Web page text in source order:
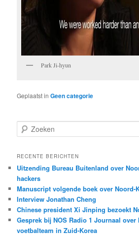
Park Ji-hyun
Geplaatst in Geen categorie
o
k
n
RECENTE BERICHTEN
Uitzending Bureau Buitenland over
hackers
Manuscript volgende boek over Noord-
Interview Jonathan Cheng
Chinese president Xi Jinping bezoekt
Gesprek bij NOS Radio 1 Journaal over
voetbalteam in Zuid-Korea